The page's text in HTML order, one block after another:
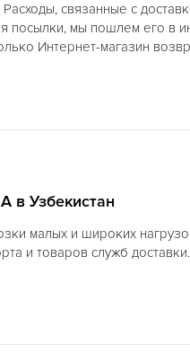
связанные с
посылки, мы пошлем его в
Интернет-магазин
в Узбекистан
малых и широких
и товаров служб